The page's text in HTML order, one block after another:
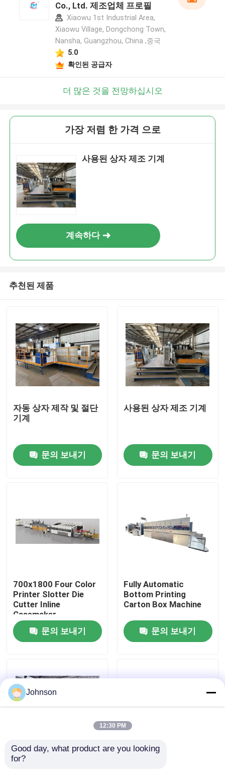
제품
우리에 대하여
공장 여행
품질 관리
연락주세요
뉴스
Co., Ltd. 제조업체 프로필
Xiaowu 1st Industrial Area,
Xiaowu Village, Dongchong Town,
Nansha, Guangzhou, China ,중국
5.0
확인된 공급자
더 많은 것을 전망하십시오
가장 저렴 한 가격 으로
사용된 상자 제조 기계
계속하다
추천된 제품
자동 상자 제작 및 절단
기계
문의 보내기
사용된 상자 제조 기계
문의 보내기
700x1800 Four Color
Printer Slotter Die
Cutter Inline
Casemaker
문의 보내기
Fully Automatic
Bottom Printing
Carton Box Machine
문의 보내기
고해상도 인쇄용 카튼
Johnson
12:30 PM
Good day, what product are you looking
for?